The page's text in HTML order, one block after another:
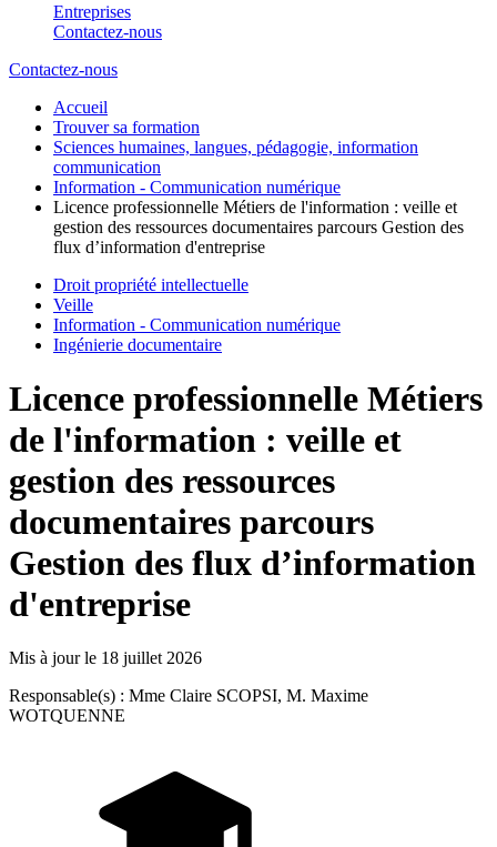
Entreprises
Contactez-nous
Contactez-nous
Accueil
Trouver sa formation
Sciences humaines, langues, pédagogie, information
communication
Information - Communication numérique
Licence professionnelle Métiers de l'information : veille et
gestion des ressources documentaires parcours Gestion des
flux d’information d'entreprise
Droit propriété intellectuelle
Veille
Information - Communication numérique
Ingénierie documentaire
Licence professionnelle Métiers
de l'information : veille et
gestion des ressources
documentaires parcours
Gestion des flux d’information
d'entreprise
Mis à jour le 18 juillet 2026
Responsable(s) : Mme Claire SCOPSI, M. Maxime
WOTQUENNE